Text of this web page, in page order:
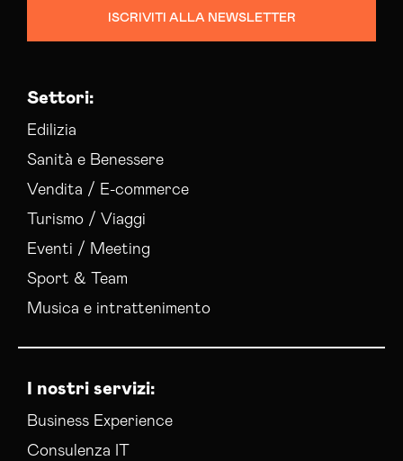
ISCRIVITI ALLA NEWSLETTER
Settori:
Edilizia
Sanità e Benessere
Vendita / E-commerce
Turismo / Viaggi
Eventi / Meeting
Sport & Team
Musica e intrattenimento
I nostri servizi:
Business Experience
Consulenza IT